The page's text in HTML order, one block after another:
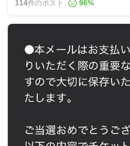
114件のポスト 96%